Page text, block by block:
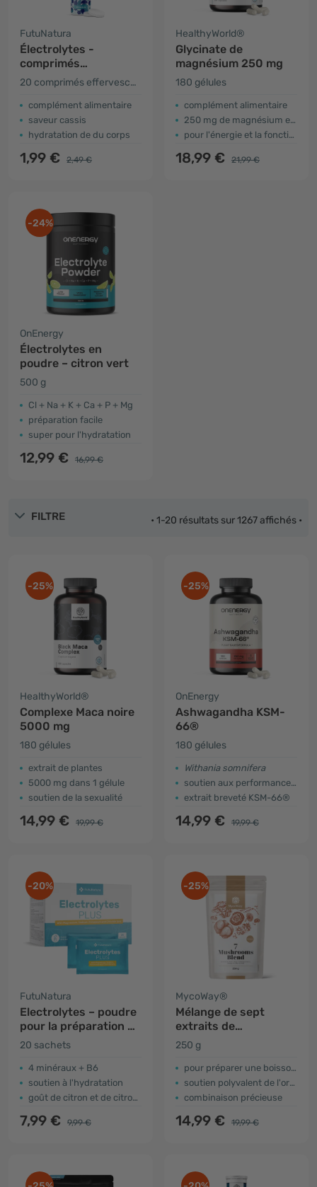
FutuNatura
Électrolytes -
comprimés
effervescents
20 comprimés effervescents
complément alimentaire
saveur cassis
hydratation de du corps
1,99 € 2,49 €
HealthyWorld®
Glycinate de
magnésium 250 mg
180 gélules
complément alimentaire
250 mg de magnésium en 2 gélules
pour l'énergie et la fonction musculaire
18,99 € 21,99 €
-24%
OnEnergy
Électrolytes en
poudre – citron vert
500 g
Cl + Na + K + Ca + P + Mg
préparation facile
super pour l'hydratation
12,99 € 16,99 €
FILTRE • 1-20 résultats sur 1267 affichés •
-25%
HealthyWorld®
Complexe Maca noire
5000 mg
180 gélules
extrait de plantes
5000 mg dans 1 gélule
soutien de la sexualité
14,99 € 19,99 €
-25%
OnEnergy
Ashwagandha KSM-
66®
180 gélules
Withania somnifera
soutien aux performances physiques et mentales
extrait breveté KSM-66®
14,99 € 19,99 €
-20%
FutuNatura
Electrolytes – poudre
pour la préparation de
boissons
20 sachets
4 minéraux + B6
soutien à l'hydratation
goût de citron et de citron vert
7,99 € 9,99 €
-25%
MycoWay®
Mélange de sept
extraits de
champignons en
poudre
250 g
pour préparer une boisson ou un thé
soutien polyvalent de l'organisme
combinaison précieuse
14,99 € 19,99 €